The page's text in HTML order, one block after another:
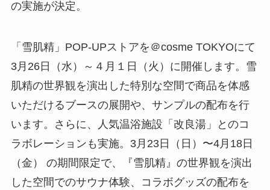
の実施が決定。
「雪肌精」POP-UPストアを＠cosme TOKYOにて
3月26日（水）～４月１日（火）に開催します。雪
肌精の世界観を演出した特別な空間で商品を体感
いただけるブースの展開や、サンプルの配布を行
います。さらに、人気温浴施設「改良湯」とのコ
ラボレーションも実施。3月23日（日）〜4月18日
（金） の期間限定で、『雪肌精』の世界観を演出
した空間でのサウナ体験、コラボグッズの配布を